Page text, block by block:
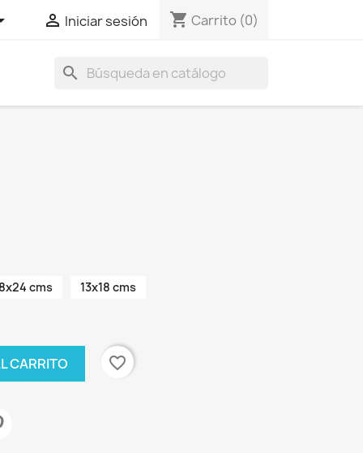
 Iniciar sesión shopping_cart Carrito (0)
search
cms 13x18 cms
CARRITO favorite_border